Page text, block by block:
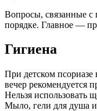
Вопросы, связанные
порядке. Главное —
Гигиена
При детском
вечер рекомендуется
Нельзя использовать
Мыло, гели для душа